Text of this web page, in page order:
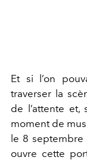
Et si l’on
traverser la
de l’attente
moment de
le 8 septembre
ouvre cette